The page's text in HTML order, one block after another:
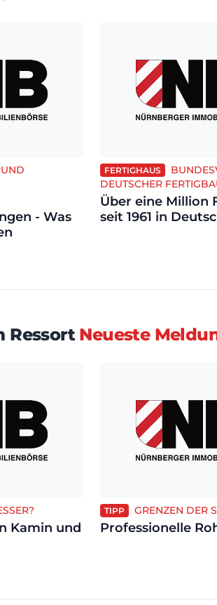
- Was
FERTIGHAUS
DEUTSCHER
Über eine Million
seit 1961 in
Ressort Neueste
Kamin und
TIPP GRENZEN DER
Professionelle